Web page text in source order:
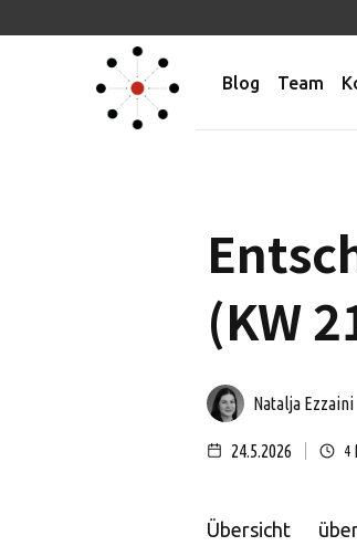
Blog Team
(KW
Natalja Ezzaini
24.5.2026 4
Übersicht